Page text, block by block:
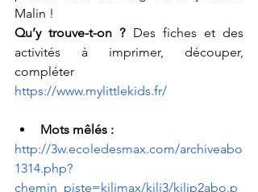
Malin !
Qu’y trouve-t-on ? Des fiches et des
activités à imprimer, découper,
compléter
https://www.mylittlekids.fr/
Mots mêlés :
http://3w.ecoledesmax.com/archiveabo
1314.php?
chemin_piste=kilimax/kili3/kilip2abo.p